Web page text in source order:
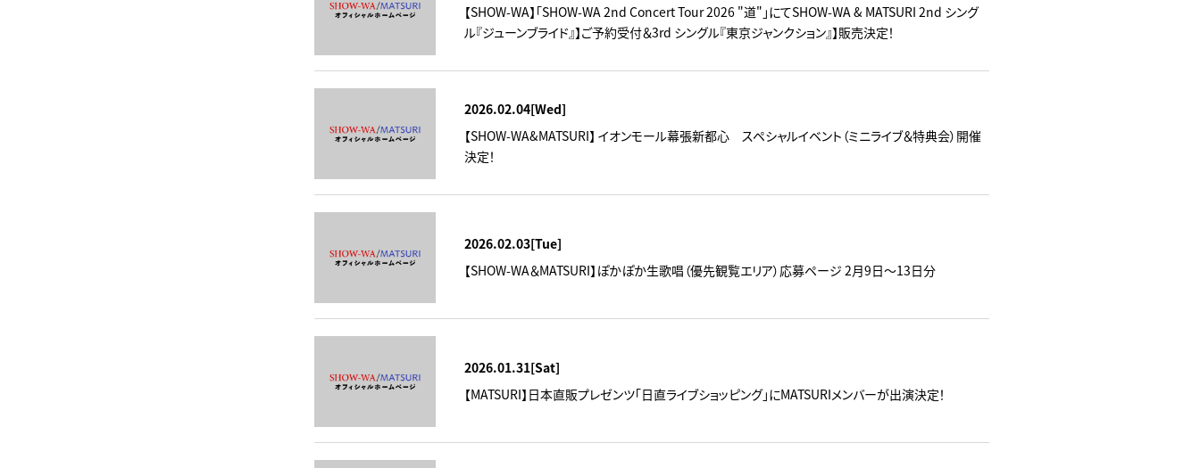
【SHOW-WA】「SHOW-WA 2nd Concert Tour 2026 "道"」にてSHOW-WA & MATSURI 2nd シング
ル『ジューンブライド』】ご予約受付＆3rd シングル『東京ジャンクション』】販売決定！
2026.02.04[Wed]
【SHOW-WA&MATSURI】 イオンモール幕張新都心 スペシャルイベント（ミニライブ＆特典会）開催
決定！
2026.02.03[Tue]
【SHOW-WA＆MATSURI】ぽかぽか生歌唱（優先観覧エリア）応募ページ 2月9日～13日分
2026.01.31[Sat]
【MATSURI】日本直販プレゼンツ「日直ライブショッピング」にMATSURIメンバーが出演決定！